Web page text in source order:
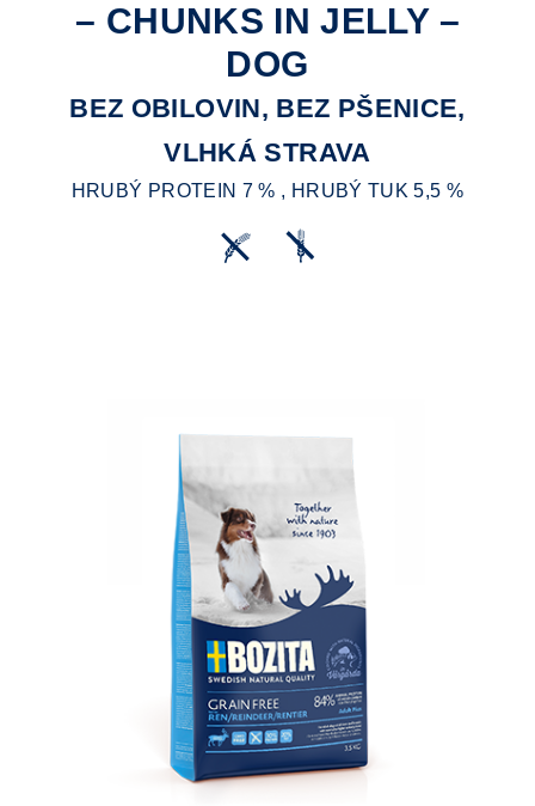
– CHUNKS IN JELLY –
DOG
BEZ OBILOVIN, BEZ PŠENICE,
VLHKÁ STRAVA
HRUBÝ PROTEIN 7 % , HRUBÝ TUK 5,5 %